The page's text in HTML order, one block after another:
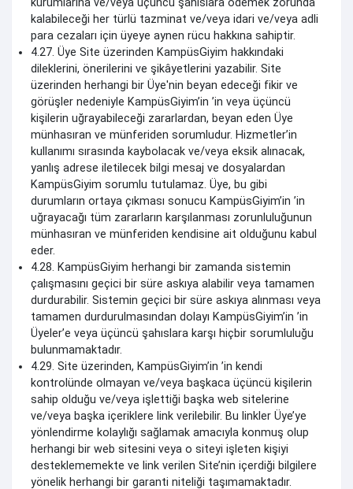
kurumlarına ve/veya üçüncü şahıslara ödemek zorunda
kalabileceği her türlü tazminat ve/veya idari ve/veya adli
para cezaları için üyeye aynen rücu hakkına sahiptir.
4.27. Üye Site üzerinden KampüsGiyim hakkındaki
dileklerini, önerilerini ve şikâyetlerini yazabilir. Site
üzerinden herhangi bir Üye'nin beyan edeceği fikir ve
görüşler nedeniyle KampüsGiyim’in ’in veya üçüncü
kişilerin uğrayabileceği zararlardan, beyan eden Üye
münhasıran ve münferiden sorumludur. Hizmetler’in
kullanımı sırasında kaybolacak ve/veya eksik alınacak,
yanlış adrese iletilecek bilgi mesaj ve dosyalardan
KampüsGiyim sorumlu tutulamaz. Üye, bu gibi
durumların ortaya çıkması sonucu KampüsGiyim’in ’in
uğrayacağı tüm zararların karşılanması zorunluluğunun
münhasıran ve münferiden kendisine ait olduğunu kabul
eder.
4.28. KampüsGiyim herhangi bir zamanda sistemin
çalışmasını geçici bir süre askıya alabilir veya tamamen
durdurabilir. Sistemin geçici bir süre askıya alınması veya
tamamen durdurulmasından dolayı KampüsGiyim’in ’in
Üyeler’e veya üçüncü şahıslara karşı hiçbir sorumluluğu
bulunmamaktadır.
4.29. Site üzerinden, KampüsGiyim’in ’in kendi
kontrolünde olmayan ve/veya başkaca üçüncü kişilerin
sahip olduğu ve/veya işlettiği başka web sitelerine
ve/veya başka içeriklere link verilebilir. Bu linkler Üye’ye
yönlendirme kolaylığı sağlamak amacıyla konmuş olup
herhangi bir web sitesini veya o siteyi işleten kişiyi
desteklememekte ve link verilen Site’nin içerdiği bilgilere
yönelik herhangi bir garanti niteliği taşımamaktadır.